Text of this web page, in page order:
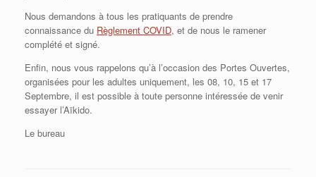
Nous demandons à tous les pratiquants de prendre
connaissance du Règlement COVID, et de nous le ramener
complété et signé.
Enfin, nous vous rappelons qu’à l’occasion des Portes Ouvertes,
organisées pour les adultes uniquement, les 08, 10, 15 et 17
Septembre, il est possible à toute personne intéressée de venir
essayer l’Aïkido.
Le bureau